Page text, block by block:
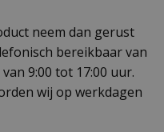
neem dan gerust
bereikbaar van
9:00 tot 17:00 uur.
wij op werkdagen